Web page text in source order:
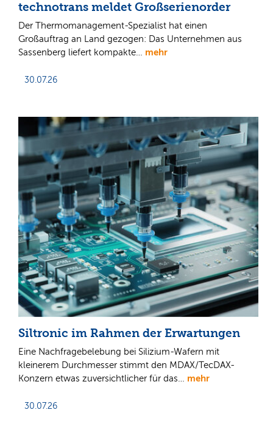
technotrans meldet Großserienorder
Der Thermomanagement-Spezialist hat einen
Großauftrag an Land gezogen: Das Unternehmen aus
Sassenberg liefert kompakte… mehr
30.07.26
Siltronic im Rahmen der Erwartungen
Eine Nachfragebelebung bei Silizium-Wafern mit
kleinerem Durchmesser stimmt den MDAX/TecDAX-
Konzern etwas zuversichtlicher für das… mehr
30.07.26